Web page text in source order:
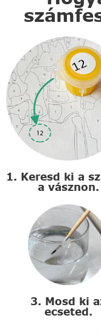
1. Keresd ki a
a vásznon.
3. Mosd ki
ecseted.